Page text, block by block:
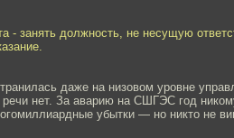
- занять должность, не несущую
даже на низовом уровне
нет. За аварию на СШГЭС год
убытки — но никто не